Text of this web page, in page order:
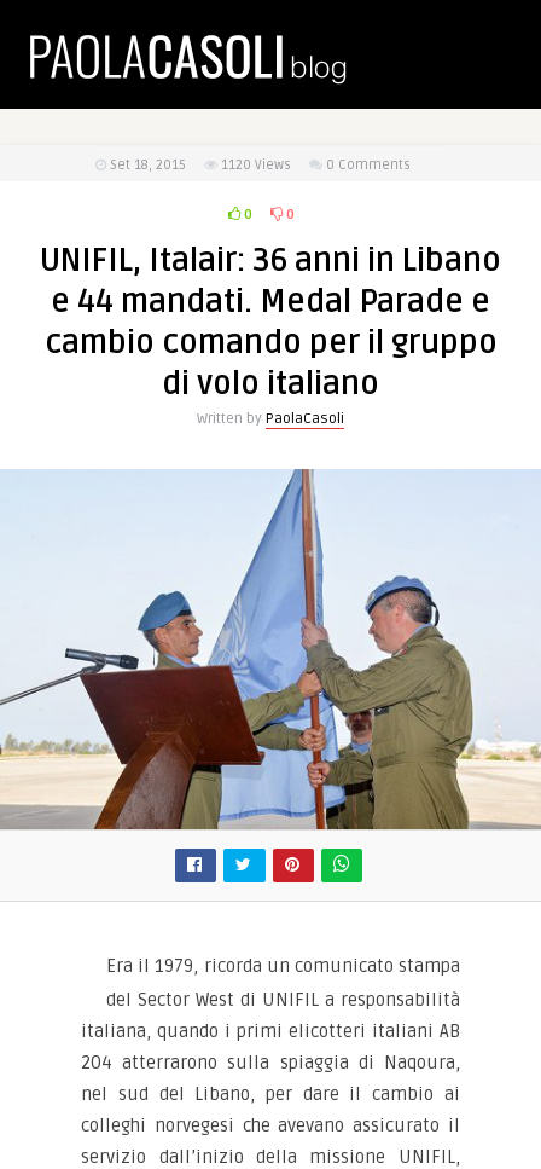
Set 18, 2015 1120 Views 0 Comments
0 0
UNIFIL, Italair: 36 anni in Libano
e 44 mandati. Medal Parade e
cambio comando per il gruppo
di volo italiano
Written by PaolaCasoli
Era il 1979, ricorda un comunicato stampa
del Sector West di UNIFIL a responsabilità
italiana, quando i primi elicotteri italiani AB
204 atterrarono sulla spiaggia di Naqoura,
nel sud del Libano, per dare il cambio ai
colleghi norvegesi che avevano assicurato il
servizio dall’inizio della missione UNIFIL,